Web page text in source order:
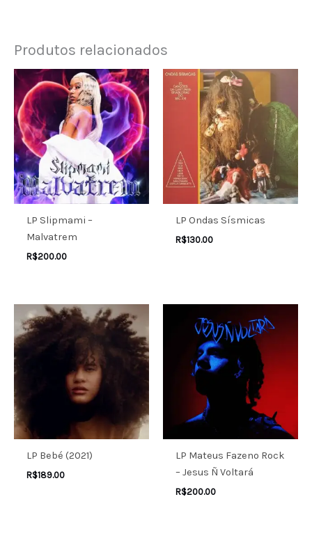
Produtos relacionados
LP Slipmami –
Malvatrem
R$200.00
LP Ondas Sísmicas
R$130.00
LP Bebé (2021)
R$189.00
LP Mateus Fazeno Rock
– Jesus Ñ Voltará
R$200.00